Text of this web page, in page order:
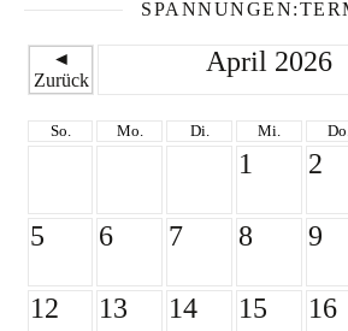
◄
Zurück
April 2026
So. Mo. Di. Mi.
1 2
5 6 7 8 9
12 13 14 15 16